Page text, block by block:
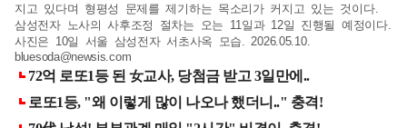
지고 있다며 형평성 문제를 제기하는 목소리가 커지고 있는 것이다.
삼성전자 노사의 사후조정 절차는 오는 11일과 12일 진행될 예정이다.
사진은 10일 서울 삼성전자 서초사옥 모습. 2026.05.10.
bluesoda@newsis.com